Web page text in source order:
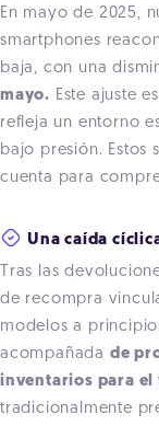
En mayo de 2025,
smartphones
baja, con una
mayo. Este ajuste
refleja un entorno
bajo presión. Estos
cuenta para
Una caída
Tras las
de recompra
modelos a
acompañada de
inventarios para el
tradicionalmente